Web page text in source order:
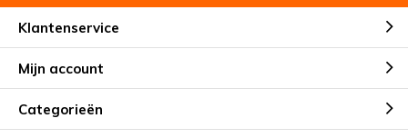
Klantenservice
Mijn account
Categorieën